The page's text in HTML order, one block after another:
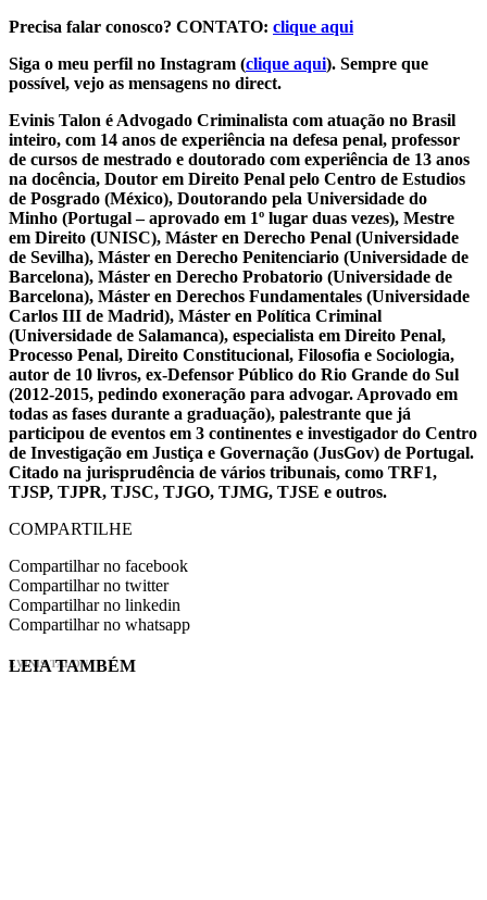
Precisa falar conosco? CONTATO: clique aqui
Siga o meu perfil no Instagram (clique aqui). Sempre que
possível, vejo as mensagens no direct.
Evinis Talon é Advogado Criminalista com atuação no Brasil
inteiro, com 14 anos de experiência na defesa penal, professor
de cursos de mestrado e doutorado com experiência de 13 anos
na docência, Doutor em Direito Penal pelo Centro de Estudios
de Posgrado (México), Doutorando pela Universidade do
Minho (Portugal – aprovado em 1º lugar duas vezes), Mestre
em Direito (UNISC), Máster en Derecho Penal (Universidade
de Sevilha), Máster en Derecho Penitenciario (Universidade de
Barcelona), Máster en Derecho Probatorio (Universidade de
Barcelona), Máster en Derechos Fundamentales (Universidade
Carlos III de Madrid), Máster en Política Criminal
(Universidade de Salamanca), especialista em Direito Penal,
Processo Penal, Direito Constitucional, Filosofia e Sociologia,
autor de 10 livros, ex-Defensor Público do Rio Grande do Sul
(2012-2015, pedindo exoneração para advogar. Aprovado em
todas as fases durante a graduação), palestrante que já
participou de eventos em 3 continentes e investigador do Centro
de Investigação em Justiça e Governação (JusGov) de Portugal.
Citado na jurisprudência de vários tribunais, como TRF1,
TJSP, TJPR, TJSC, TJGO, TJMG, TJSE e outros.
COMPARTILHE
Compartilhar no facebook
Compartilhar no twitter
Compartilhar no linkedin
Compartilhar no whatsapp
EVINIS TALON
LEIA TAMBÉM